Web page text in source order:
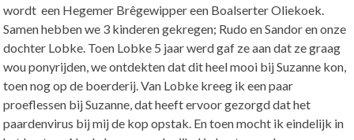
wordt een Hegemer Brêgewipper een Boalserter Oliekoek.
Samen hebben we 3 kinderen gekregen; Rudo en Sandor en onze
dochter Lobke. Toen Lobke 5 jaar werd gaf ze aan dat ze graag
wou ponyrijden, we ontdekten dat dit heel mooi bij Suzanne kon,
toen nog op de boerderij. Van Lobke kreeg ik een paar
proeflessen bij Suzanne, dat heeft ervoor gezorgd dat het
paardenvirus bij mij de kop opstak. En toen mocht ik eindelijk in